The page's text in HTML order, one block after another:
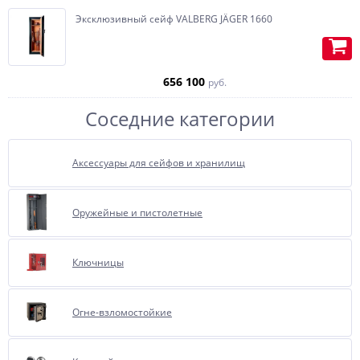
Отделка бархатом или
полюбившиеся, нашими
отделку сейфа бархатом.
имеет приятные тактильные
Эксклюзивный сейф VALBERG JÄGER 1660
656 100 руб.
Соседние категории
Аксессуары для сейфов и хранилищ
Оружейные и пистолетные
Ключницы
Огне-взломостойкие